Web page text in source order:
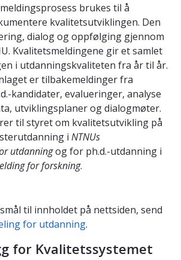
brukes til å
kvalitetsutviklingen. Den
dialog og oppfølging gjennom
Kvalitetsmeldingene gir et samlet
i utdanningskvaliteten fra år til år.
er tilbakemeldinger fra
kandidater, evalueringer, analyse
utviklingsplaner og dialogmøter.
til styret om kvalitetsutvikling på
i NTNUs
utdanningog for ph.d.-utdanning i
for forskning.
til innholdet på nettsiden, send
for utdanning.
for Kvalitetssystemet